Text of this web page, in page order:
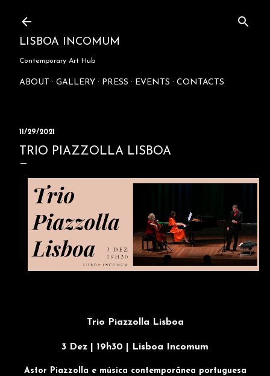
LISBOA INCOMUM
Contemporary Art Hub
ABOUT GALLERY PRESS EVENTS CONTACTS
11/29/2021
TRIO PIAZZOLLA LISBOA
Trio Piazzolla Lisboa
3 Dez | 19h30 | Lisboa Incomum
Astor Piazzolla e música contemporânea portuguesa